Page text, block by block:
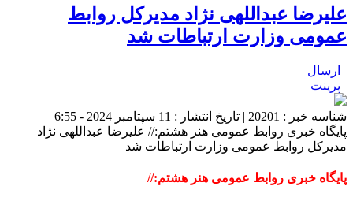
علیرضا عبداللهی نژاد مدیرکل روابط
عمومی وزارت ارتباطات شد
ارسال
پرینت
شناسه خبر : 20201 | تاریخ انتشار : 11 سپتامبر 2024 - 6:55 |
پایگاه خبری روابط عمومی هنر هشتم:// علیرضا عبداللهی نژاد
مدیرکل روابط عمومی وزارت ارتباطات شد
پایگاه خبری روابط عمومی هنر هشتم://